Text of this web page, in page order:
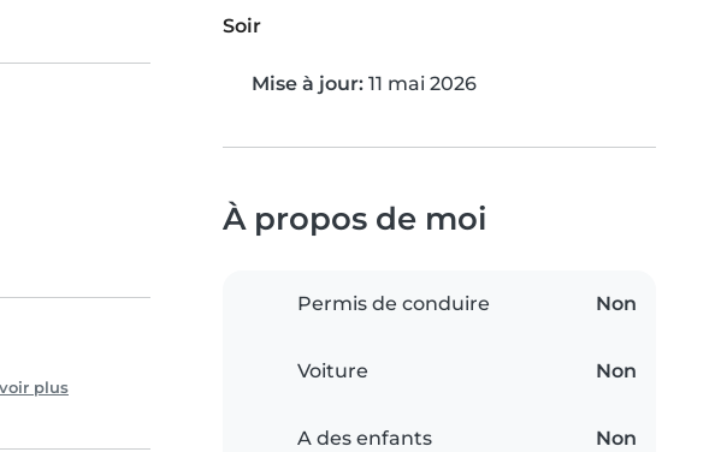
plus
Soir
Mise à jour: 11 mai 2026
À propos de moi
Permis de conduire Non
Voiture Non
A des enfants Non